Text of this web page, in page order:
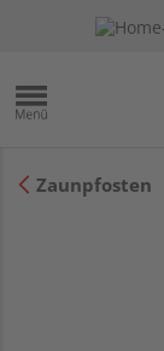
Zaunpfosten